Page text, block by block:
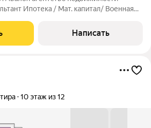
Ипотека / Мат. капитал/ Военная
ремонтом и мебелью в ЖК Ореховая
этаж.
Написать
10 этаж из 12